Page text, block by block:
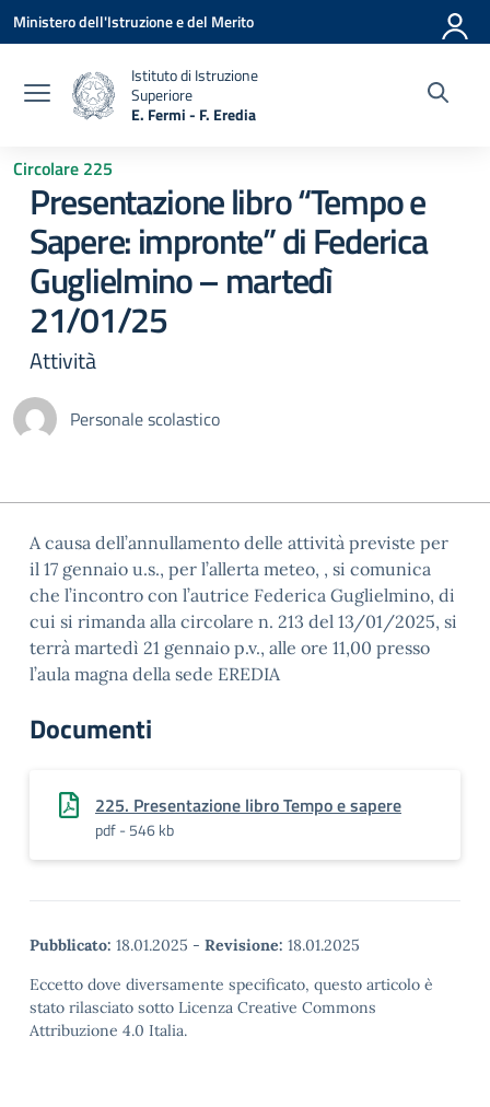
Vai ai contenuti
Vai al menu di navigazione
Vai al footer
Ministero dell'Istruzione e del Merito
Istituto di Istruzione
Superiore
E. Fermi - F. Eredia
Circolare 225
Presentazione libro “Tempo e
Sapere: impronte” di Federica
Guglielmino – martedì
21/01/25
Attività
Personale scolastico
A causa dell’annullamento delle attività previste per
il 17 gennaio u.s., per l’allerta meteo, , si comunica
che l’incontro con l’autrice Federica Guglielmino, di
cui si rimanda alla circolare n. 213 del 13/01/2025, si
terrà martedì 21 gennaio p.v., alle ore 11,00 presso
l’aula magna della sede EREDIA
Documenti
225. Presentazione libro Tempo e sapere
pdf - 546 kb
Pubblicato: 18.01.2025 - Revisione: 18.01.2025
Eccetto dove diversamente specificato, questo articolo è
stato rilasciato sotto Licenza Creative Commons
Attribuzione 4.0 Italia.